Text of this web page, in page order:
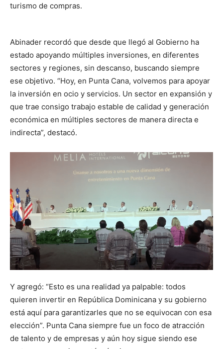
turismo de compras.
Abinader recordó que desde que llegó al Gobierno ha
estado apoyando múltiples inversiones, en diferentes
sectores y regiones, sin descanso, buscando siempre
ese objetivo. “Hoy, en Punta Cana, volvemos para apoyar
la inversión en ocio y servicios. Un sector en expansión y
que trae consigo trabajo estable de calidad y generación
económica en múltiples sectores de manera directa e
indirecta”, destacó.
Y agregó: “Esto es una realidad ya palpable: todos
quieren invertir en República Dominicana y su gobierno
está aquí para garantizarles que no se equivocan con esa
elección”. Punta Cana siempre fue un foco de atracción
de talento y de empresas y aún hoy sigue siendo ese